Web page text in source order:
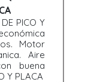
PICO Y
Motor
Aire
buena
Y PLACA